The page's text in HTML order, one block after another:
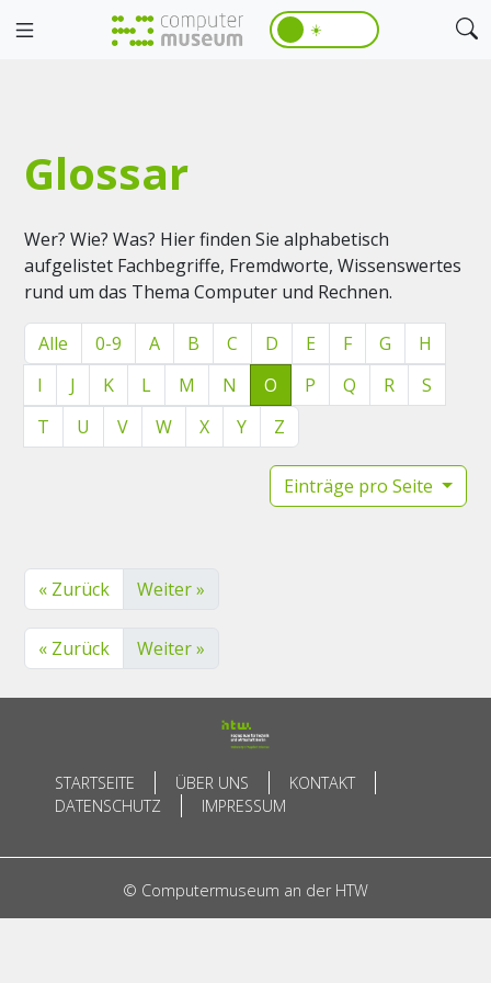
☀️
Glossar
Wer? Wie? Was? Hier finden Sie alphabetisch
aufgelistet Fachbegriffe, Fremdworte, Wissenswertes
rund um das Thema Computer und Rechnen.
Alle 0-9 A B C D E F G
H
I
J K L M N O P Q R
S
T
U V W X Y Z
Einträge pro Seite
« Zurück Weiter »
« Zurück Weiter »
STARTSEITE ÜBER UNS
KONTAKT
DATENSCHUTZ
IMPRESSUM
© Computermuseum an der HTW